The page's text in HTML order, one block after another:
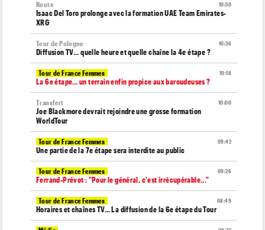
10:50
Route
Isaac Del Toro prolonge avec la formation UAE Team Emirates-
XRG
10:36
Tour de Pologne
Diffusion TV... quelle heure et quelle chaîne la 4e étape ?
10:18
Tour de France Femmes
La 6e étape… un terrain enfin propice aux baroudeuses ?
10:00
Transfert
Joe Blackmore devrait rejoindre une grosse formation
WorldTour
09:42
Tour de France Femmes
Une partie de la 7e étape sera interdite au public
09:26
Tour de France Femmes
Ferrand-Prévot : "Pour le général, c'est irrécupérable..."
08:49
Tour de France Femmes
Horaires et chaînes TV… La diffusion de la 6e étape du Tour